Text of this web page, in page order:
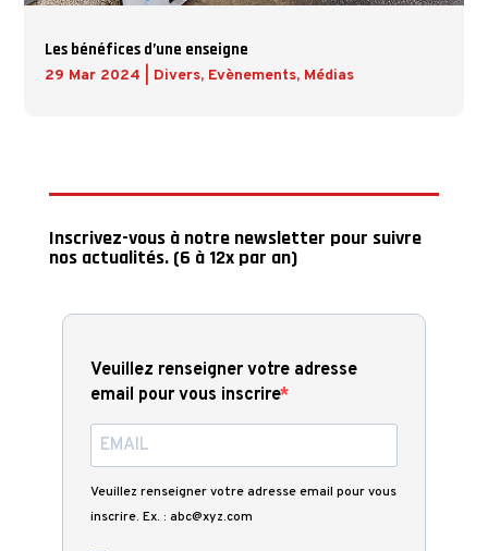
Les bénéfices d’une enseigne
29 Mar 2024 Divers, Evènements, Médias
Inscrivez-vous à notre newsletter pour suivre
nos actualités. (6 à 12x par an)
Veuillez renseigner votre adresse
email pour vous inscrire
Veuillez renseigner votre adresse email pour vous
inscrire. Ex. : abc@xyz.com